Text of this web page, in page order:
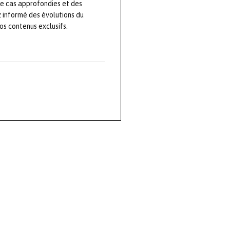
cas approfondies et des
informé des évolutions du
contenus exclusifs.